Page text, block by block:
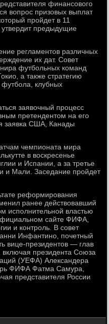
финансового
вопрос призовых выплат
пройдет в 11
утвердит предыдущие
регламентов различных
их дат. Совет
футбольных команд
а также стратегию
футбола, клубных
заявочный процесс
претендентом на его
заявка США, Канады
чемпионата мира
в воскресенье
и Испании, а за третье
и Мали. Заседание пройдет
реформирования
ранее действовавший
исполнительной властью
сайте ФИФА,
и контроль. В совет
Инфантино, почетный
вице-президентов — глав
президента Союза
(УЕФА) Александера
ФИФА Фатма Самура,
представителя России